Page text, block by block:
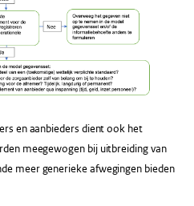
en aanbieders dient ook het
meegewogen bij uitbreiding van
meer generieke afwegingen bieden